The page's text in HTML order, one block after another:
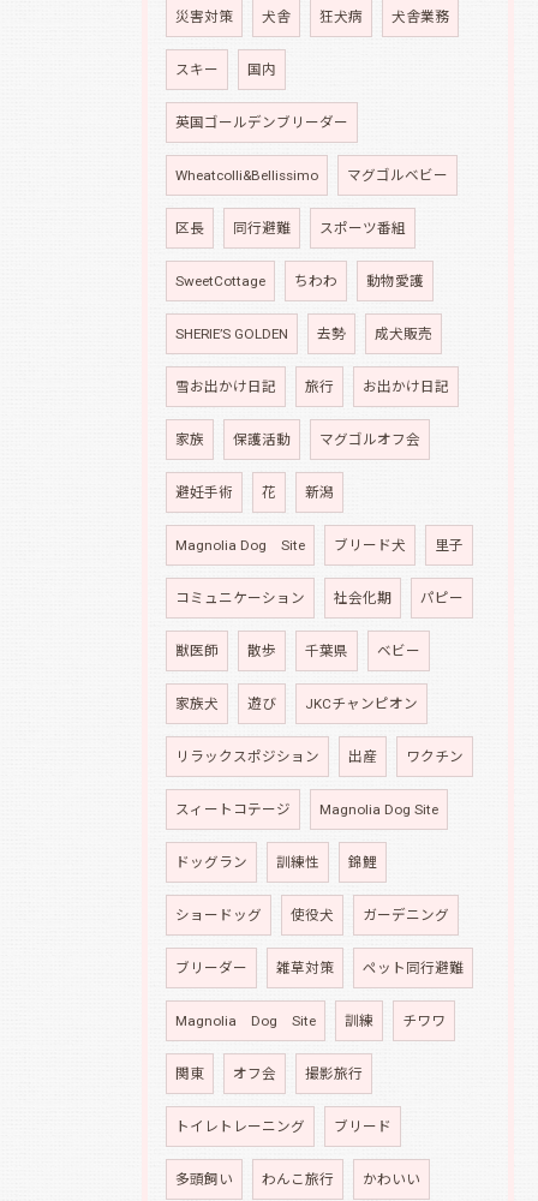
災害対策 犬舎 狂犬病 犬舎業務
スキー 国内
英国ゴールデンブリーダー
Wheatcolli&Bellissimo マグゴルベビー
区長 同行避難 スポーツ番組
SweetCottage ちわわ 動物愛護
SHERIE’S GOLDEN 去勢 成犬販売
雪お出かけ日記 旅行 お出かけ日記
家族 保護活動 マグゴルオフ会
避妊手術 花 新潟
Magnolia Dog Site ブリード犬 里子
コミュニケーション 社会化期 パピー
獣医師 散歩 千葉県 ベビー
家族犬 遊び JKCチャンピオン
リラックスポジション 出産 ワクチン
スィートコテージ Magnolia Dog Site
ドッグラン 訓練性 錦鯉
ショードッグ 使役犬 ガーデニング
ブリーダー 雑草対策 ペット同行避難
Magnolia Dog Site 訓練 チワワ
関東 オフ会 撮影旅行
トイレトレーニング ブリード
多頭飼い わんこ旅行 かわいい